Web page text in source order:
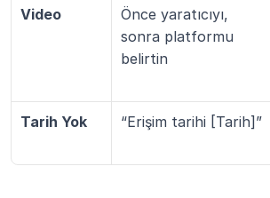
Video
Önce yaratıcıyı,
sonra platformu
belirtin
Tarih Yok “Erişim tarihi [Tarih]”